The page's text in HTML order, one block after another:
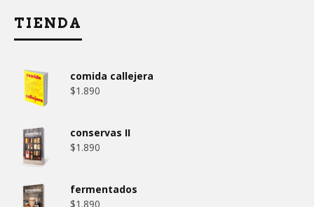
TIENDA
comida callejera
$1.890
conservas II
$1.890
fermentados
$1.890